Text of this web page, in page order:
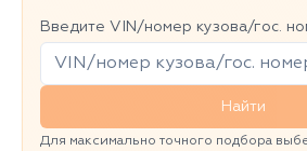
Введите VIN/номер кузова/гос.
Найти
Для максимально точного подбора